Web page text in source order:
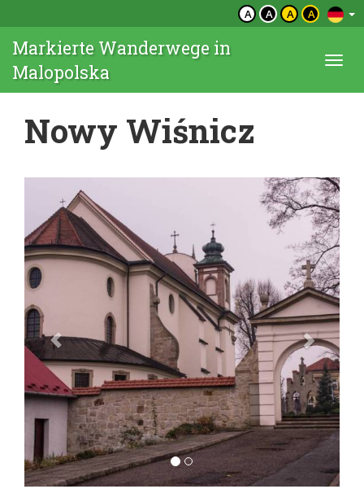
A A A A
Markierte Wanderwege in
Malopolska
Nowy Wiśnicz